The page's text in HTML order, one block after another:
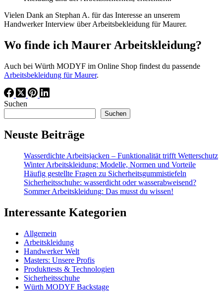
Vielen Dank an Stephan A. für das Interesse an unserem
Handwerker Interview über Arbeitsbekleidung für Maurer.
Wo finde ich Maurer Arbeitskleidung?
Auch bei Würth MODYF im Online Shop findest du passende
Arbeitsbekleidung für Maurer.
Suchen
Suchen
Neuste Beiträge
Wasserdichte Arbeitsjacken – Funktionalität trifft Wetterschutz
Winter Arbeitskleidung: Modelle, Normen und Vorteile
Häufig gestellte Fragen zu Sicherheitsgummistiefeln
Sicherheitsschuhe: wasserdicht oder wasserabweisend?
Sommer Arbeitskleidung: Das musst du wissen!
Interessante Kategorien
Allgemein
Arbeitskleidung
Handwerker Welt
Masters: Unsere Profis
Produkttests & Technologien
Sicherheitsschuhe
Würth MODYF Backstage